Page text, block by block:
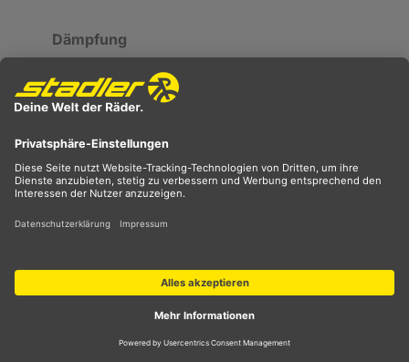
Dämpfung
Die vollgefederten Contessa-Modelle
besitzen eine in Zusammenarbeit mit FOX
mit verbessertem Rebound und optimierter
Kompressionskurve. Sie bieten leichteren
Fahrerinnen somit ein optimales
Fahrerlebnis, da die Dämpfer nun ihr volles
Potenzial entfalten.
Scott-Fahrradbekleidung
für Sommer und Winter zu
Bestpreisen
Die Fahrradbekleidung von Scott erstreckt